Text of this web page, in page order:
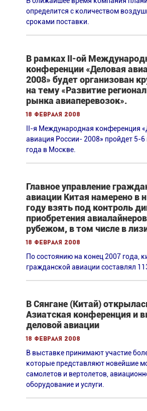
определится с количеством
сроками поставки.
В рамках II-ой
конференции «Деловая
2008» будет организован
на тему «Развитие
рынка авиаперевозок».
18 февраля 2008
II-я Международная конференция
авиация России- 2008» пройдет 5-
года в Москве.
Главное управление
авиации Китая намерено в
году взять под контроль
приобретения
рубежом, в том числе в
18 февраля 2008
По состоянию на конец 2007 года,
гражданской авиации составлял
В Сянгане (Китай)
Азиатская конференция и
деловой авиации
18 февраля 2008
В выставке принимают участие
которые представляют новейшие
самолетов и вертолетов,
оборудование и услуги.